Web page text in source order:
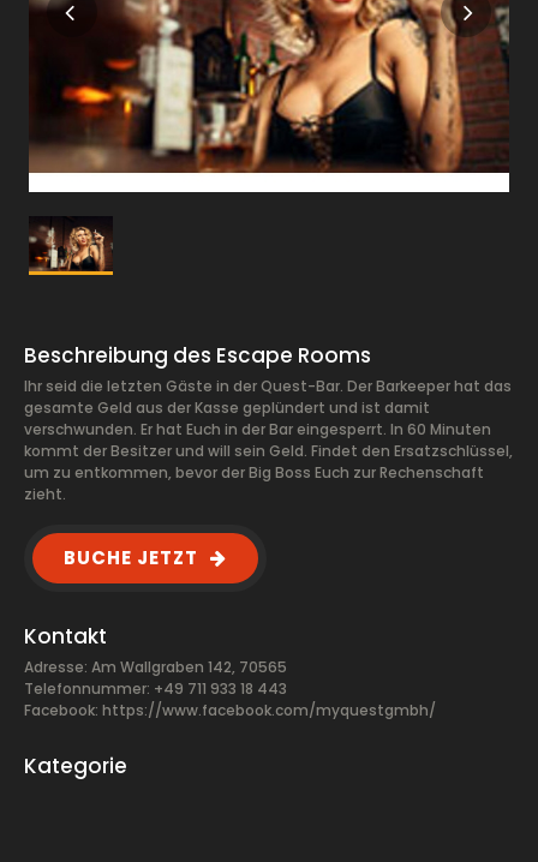
Beschreibung des Escape Rooms
Ihr seid die letzten Gäste in der Quest-Bar. Der Barkeeper hat das
gesamte Geld aus der Kasse geplündert und ist damit
verschwunden. Er hat Euch in der Bar eingesperrt. In 60 Minuten
kommt der Besitzer und will sein Geld. Findet den Ersatzschlüssel,
um zu entkommen, bevor der Big Boss Euch zur Rechenschaft
zieht.
BUCHE JETZT
Kontakt
Adresse: Am Wallgraben 142, 70565
Telefonnummer: +49 711 933 18 443
Facebook: https://www.facebook.com/myquestgmbh/
Kategorie